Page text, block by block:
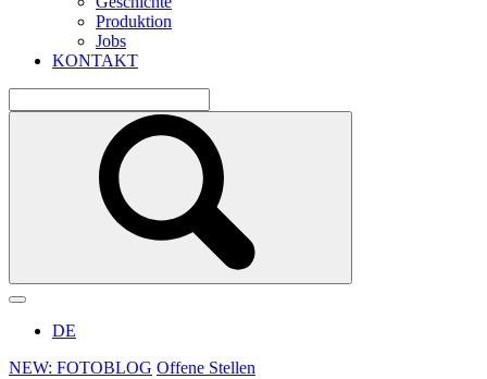
Produktion
Jobs
KONTAKT
DE
NEW: FOTOBLOG Offene Stellen